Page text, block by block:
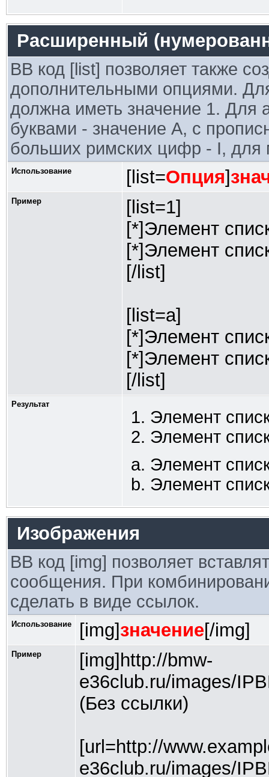
Расширенный
BB код [list] позволяет также
дополнительными опциями.
должна иметь значение 1. Для
буквами - значение A, с
больших римских цифр - I, для
Использование [list=Опция]
Пример
[list=1]
[*]Элемент
[*]Элемент
[/list]
[list=a]
[*]Элемент
[*]Элемент
[/list]
Результат
Элемент
Элемент
Элемент
Элемент
Изображения
BB код [img] позволяет
сообщения. При
сделать в виде ссылок.
Использование [img]значение[/img]
Пример
[img]http://bmw-
e36club.ru/images/
(Без ссылки)
[url=http://
e36club.ru/images/